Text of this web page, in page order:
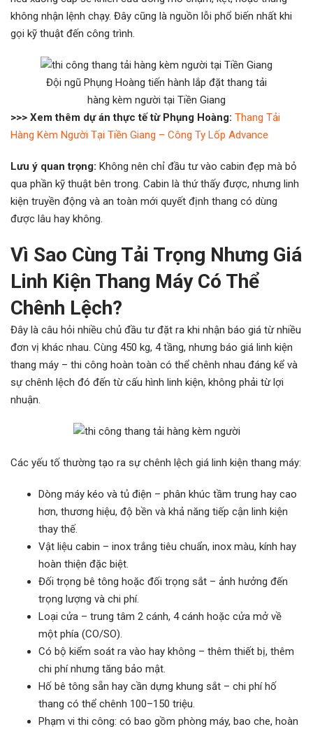
không nhận lệnh chạy. Đây cũng là nguồn lỗi phổ biến nhất khi
gọi kỹ thuật đến công trình.
Đội ngũ Phụng Hoàng tiến hành lắp đặt thang tải
hàng kèm người tại Tiền Giang
>>> Xem thêm dự án thực tế từ Phụng Hoàng: Thang Tải
Hàng Kèm Người Tại Tiền Giang – Công Ty Lốp Advance
Lưu ý quan trọng: Không nên chỉ đầu tư vào cabin đẹp mà bỏ
qua phần kỹ thuật bên trong. Cabin là thứ thấy được, nhưng linh
kiện truyền động và an toàn mới quyết định thang có dùng
được lâu hay không.
Vì Sao Cùng Tải Trọng Nhưng Giá
Linh Kiện Thang Máy Có Thể
Chênh Lệch?
Đây là câu hỏi nhiều chủ đầu tư đặt ra khi nhận báo giá từ nhiều
đơn vị khác nhau. Cùng 450 kg, 4 tầng, nhưng báo giá linh kiện
thang máy – thi công hoàn toàn có thể chênh nhau đáng kể và
sự chênh lệch đó đến từ cấu hình linh kiện, không phải từ lợi
nhuận.
Các yếu tố thường tạo ra sự chênh lệch giá linh kiện thang máy:
Dòng máy kéo và tủ điện – phân khúc tầm trung hay cao
hơn, thương hiệu, độ bền và khả năng tiếp cận linh kiện
thay thế.
Vật liệu cabin – inox trắng tiêu chuẩn, inox màu, kính hay
hoàn thiện đặc biệt.
Đối trọng bê tông hoặc đối trọng sắt – ảnh hưởng đến
trọng lượng và chi phí.
Loại cửa – trung tâm 2 cánh, 4 cánh hoặc cửa mở về
một phía (CO/SO).
Có bộ kiểm soát ra vào hay không – thêm thiết bị, thêm
chi phí nhưng tăng bảo mật.
Hố bê tông sẵn hay cần dựng khung sắt – chi phí hố
thang có thể chênh 100–150 triệu.
Phạm vi thi công: có bao gồm phòng máy, bao che, hoàn